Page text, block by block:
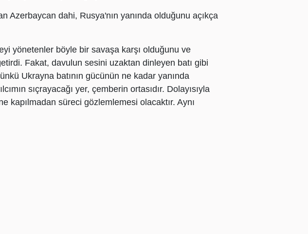
dahi, Rusya'nın yanında olduğunu açıkça
yönetenler böyle bir savaşa karşı olduğunu ve
Fakat, davulun sesini uzaktan dinleyen batı gibi
Ukrayna batının gücünün ne kadar yanında
sıçrayacağı yer, çemberin ortasıdır. Dolayısıyla
kapılmadan süreci gözlemlemesi olacaktır. Aynı